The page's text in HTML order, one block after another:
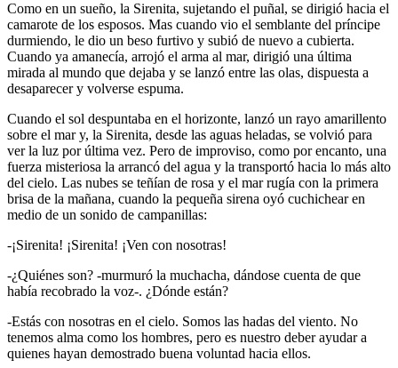
Como en un sueño, la Sirenita, sujetando el puñal, se dirigió hacia el
camarote de los esposos. Mas cuando vio el semblante del príncipe
durmiendo, le dio un beso furtivo y subió de nuevo a cubierta.
Cuando ya amanecía, arrojó el arma al mar, dirigió una última
mirada al mundo que dejaba y se lanzó entre las olas, dispuesta a
desaparecer y volverse espuma.
Cuando el sol despuntaba en el horizonte, lanzó un rayo amarillento
sobre el mar y, la Sirenita, desde las aguas heladas, se volvió para
ver la luz por última vez. Pero de improviso, como por encanto, una
fuerza misteriosa la arrancó del agua y la transportó hacia lo más alto
del cielo. Las nubes se teñían de rosa y el mar rugía con la primera
brisa de la mañana, cuando la pequeña sirena oyó cuchichear en
medio de un sonido de campanillas:
-¡Sirenita! ¡Sirenita! ¡Ven con nosotras!
-¿Quiénes son? -murmuró la muchacha, dándose cuenta de que
había recobrado la voz-. ¿Dónde están?
-Estás con nosotras en el cielo. Somos las hadas del viento. No
tenemos alma como los hombres, pero es nuestro deber ayudar a
quienes hayan demostrado buena voluntad hacia ellos.